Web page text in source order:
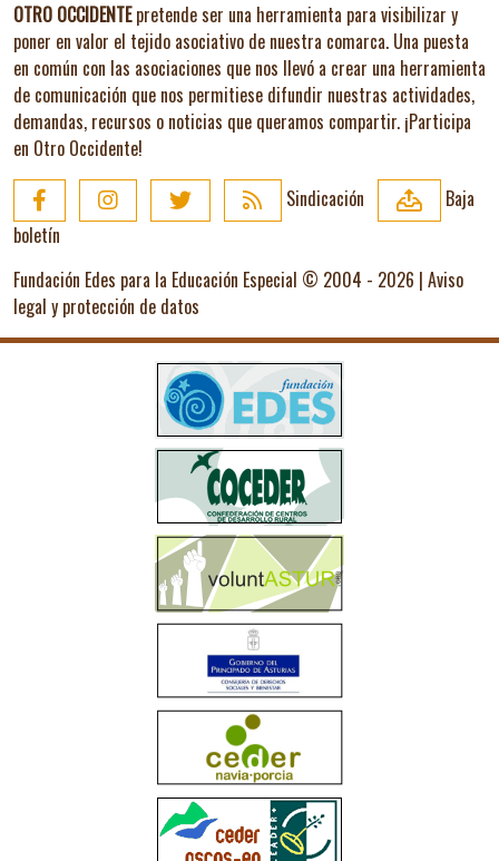
OTRO OCCIDENTEpretende ser una herramienta para visibilizar y
poner en valor el tejido asociativo de nuestra comarca. Una puesta
en común con las asociaciones que nos llevó a crear una herramienta
de comunicación que nos permitiese difundir nuestras actividades,
demandas, recursos o noticias que queramos compartir. ¡Participa
en Otro Occidente!
Sindicación
Baja
boletín
Fundación Edes para la Educación Especial © 2004 - 2026 | Aviso
legal y protección de datos